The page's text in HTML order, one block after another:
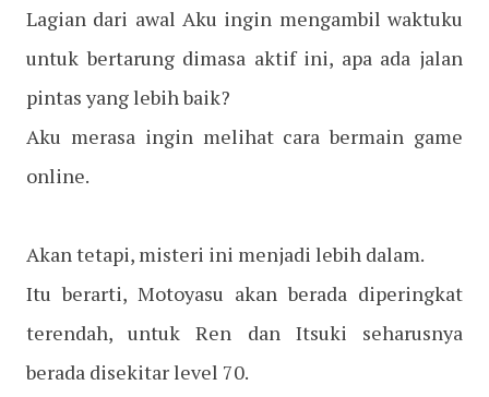
Lagian dari awal Aku ingin mengambil waktuku
untuk bertarung dimasa aktif ini, apa ada jalan
pintas yang lebih baik?
Aku merasa ingin melihat cara bermain game
online.
Akan tetapi, misteri ini menjadi lebih dalam.
Itu berarti, Motoyasu akan berada diperingkat
terendah, untuk Ren dan Itsuki seharusnya
berada disekitar level 70.